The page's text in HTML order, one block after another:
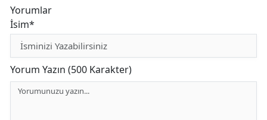
Yorumlar
İsim*
Yorum Yazın (500 Karakter)